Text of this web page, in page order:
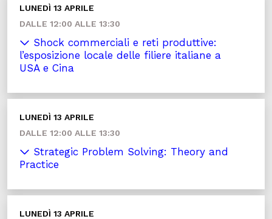
LUNEDÌ 13 APRILE
DALLE 12:00 ALLE 13:30
Shock commerciali e reti produttive:
l’esposizione locale delle filiere italiane a
USA e Cina
LUNEDÌ 13 APRILE
DALLE 12:00 ALLE 13:30
Strategic Problem Solving: Theory and
Practice
LUNEDÌ 13 APRILE